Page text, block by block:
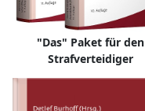
"Das" Paket für den
Strafverteidiger